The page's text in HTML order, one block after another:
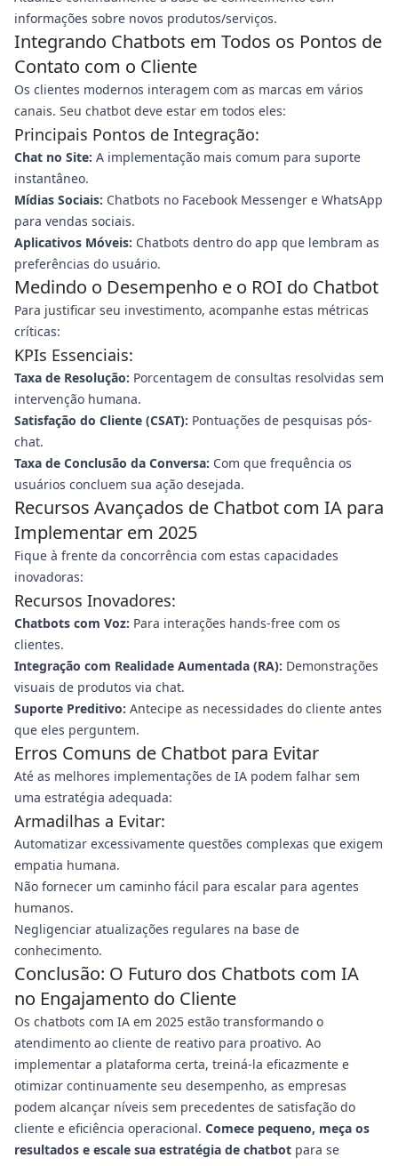
informações sobre novos produtos/serviços.
Integrando Chatbots em Todos os Pontos de
Contato com o Cliente
Os clientes modernos interagem com as marcas em vários
canais. Seu chatbot deve estar em todos eles:
Principais Pontos de Integração:
Chat no Site: A implementação mais comum para suporte
instantâneo.
Mídias Sociais: Chatbots no Facebook Messenger e WhatsApp
para vendas sociais.
Aplicativos Móveis: Chatbots dentro do app que lembram as
preferências do usuário.
Medindo o Desempenho e o ROI do Chatbot
Para justificar seu investimento, acompanhe estas métricas
críticas:
KPIs Essenciais:
Taxa de Resolução: Porcentagem de consultas resolvidas sem
intervenção humana.
Satisfação do Cliente (CSAT): Pontuações de pesquisas pós-
chat.
Taxa de Conclusão da Conversa: Com que frequência os
usuários concluem sua ação desejada.
Recursos Avançados de Chatbot com IA para
Implementar em 2025
Fique à frente da concorrência com estas capacidades
inovadoras:
Recursos Inovadores:
Chatbots com Voz: Para interações hands-free com os
clientes.
Integração com Realidade Aumentada (RA): Demonstrações
visuais de produtos via chat.
Suporte Preditivo: Antecipe as necessidades do cliente antes
que eles perguntem.
Erros Comuns de Chatbot para Evitar
Até as melhores implementações de IA podem falhar sem
uma estratégia adequada:
Armadilhas a Evitar:
Automatizar excessivamente questões complexas que exigem
empatia humana.
Não fornecer um caminho fácil para escalar para agentes
humanos.
Negligenciar atualizações regulares na base de
conhecimento.
Conclusão: O Futuro dos Chatbots com IA
no Engajamento do Cliente
Os chatbots com IA em 2025 estão transformando o
atendimento ao cliente de reativo para proativo. Ao
implementar a plataforma certa, treiná-la eficazmente e
otimizar continuamente seu desempenho, as empresas
podem alcançar níveis sem precedentes de satisfação do
cliente e eficiência operacional. Comece pequeno, meça os
resultados e escale sua estratégia de chatbot para se